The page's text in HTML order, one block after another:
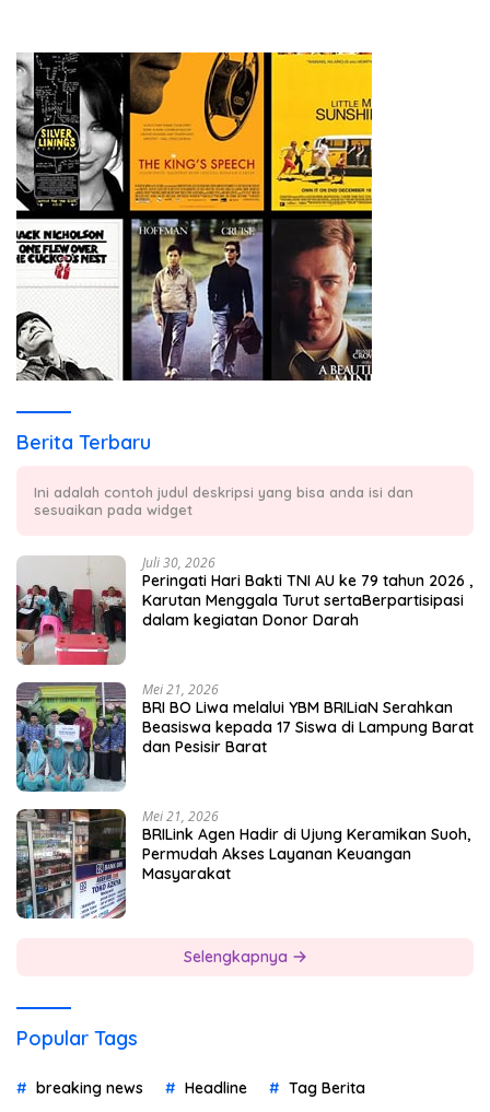
Berita Terbaru
Ini adalah contoh judul deskripsi yang bisa anda isi dan
sesuaikan pada widget
Juli 30, 2026
Peringati Hari Bakti TNI AU ke 79 tahun 2026 ,
Karutan Menggala Turut sertaBerpartisipasi
dalam kegiatan Donor Darah
Mei 21, 2026
BRI BO Liwa melalui YBM BRILiaN Serahkan
Beasiswa kepada 17 Siswa di Lampung Barat
dan Pesisir Barat
Mei 21, 2026
BRILink Agen Hadir di Ujung Keramikan Suoh,
Permudah Akses Layanan Keuangan
Masyarakat
Selengkapnya
Popular Tags
breaking news Headline Tag Berita